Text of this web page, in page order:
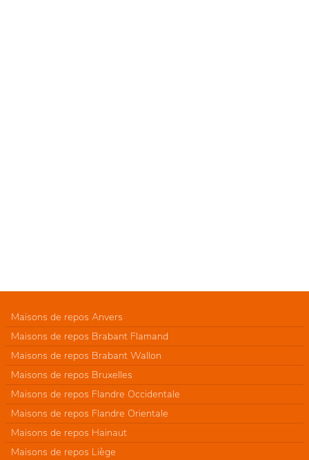
Maisons de repos Anvers
Maisons de repos Brabant Flamand
Maisons de repos Brabant Wallon
Maisons de repos Bruxelles
Maisons de repos Flandre Occidentale
Maisons de repos Flandre Orientale
Maisons de repos Hainaut
Maisons de repos Liège